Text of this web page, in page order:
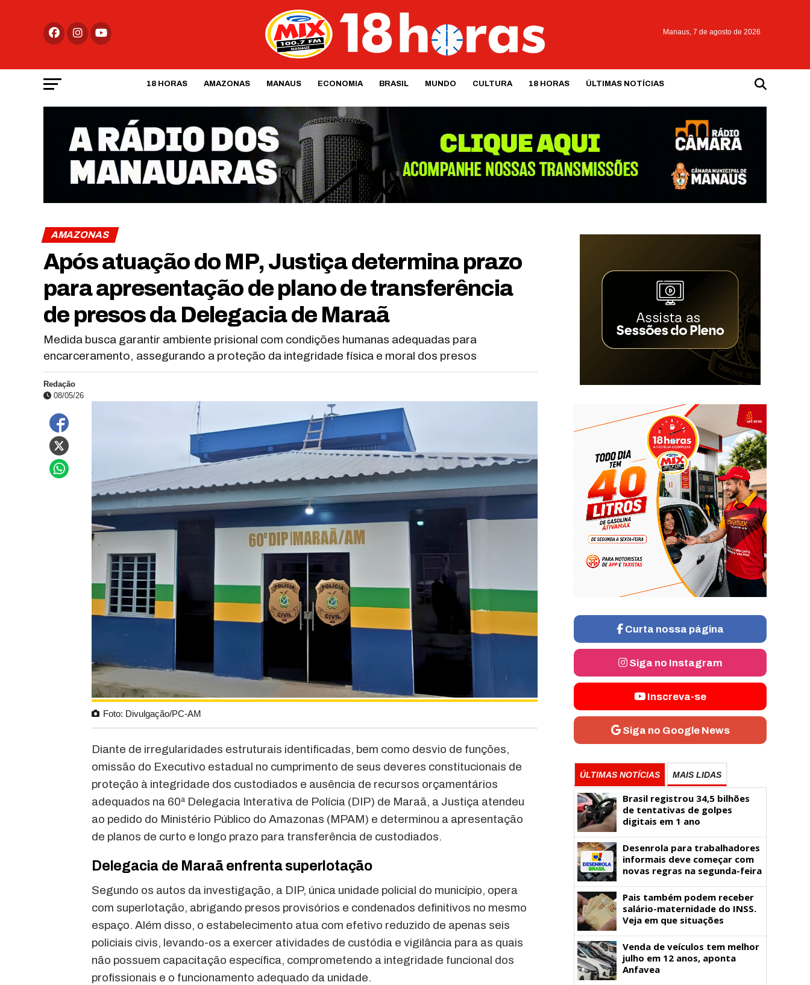
Manaus, 7 de agosto de 2026
18 HORAS AMAZONAS MANAUS ECONOMIA BRASIL MUNDO CULTURA 18 HORAS ÚLTIMAS NOTÍCIAS
AMAZONAS
Após atuação do MP, Justiça determina prazo
para apresentação de plano de transferência
de presos da Delegacia de Maraã
Medida busca garantir ambiente prisional com condições humanas adequadas para
encarceramento, assegurando a proteção da integridade física e moral dos presos
Redação
08/05/26
Foto: Divulgação/PC-AM
Diante de irregularidades estruturais identificadas, bem como desvio de funções,
omissão do Executivo estadual no cumprimento de seus deveres constitucionais de
proteção à integridade dos custodiados e ausência de recursos orçamentários
adequados na 60ª Delegacia Interativa de Polícia (DIP) de Maraã, a Justiça atendeu
ao pedido do Ministério Público do Amazonas (MPAM) e determinou a apresentação
de planos de curto e longo prazo para transferência de custodiados.
Delegacia de Maraã enfrenta superlotação
Segundo os autos da investigação, a DIP, única unidade policial do município, opera
com superlotação, abrigando presos provisórios e condenados definitivos no mesmo
espaço. Além disso, o estabelecimento atua com efetivo reduzido de apenas seis
policiais civis, levando-os a exercer atividades de custódia e vigilância para as quais
não possuem capacitação específica, comprometendo a integridade funcional dos
profissionais e o funcionamento adequado da unidade.
Curta nossa página
Siga no Instagram
Inscreva-se
Siga no Google News
ÚLTIMAS NOTÍCIAS MAIS LIDAS
Brasil registrou 34,5 bilhões
de tentativas de golpes
digitais em 1 ano
Desenrola para trabalhadores
informais deve começar com
novas regras na segunda-feira
Pais também podem receber
salário-maternidade do INSS.
Veja em que situações
Venda de veículos tem melhor
julho em 12 anos, aponta
Anfavea